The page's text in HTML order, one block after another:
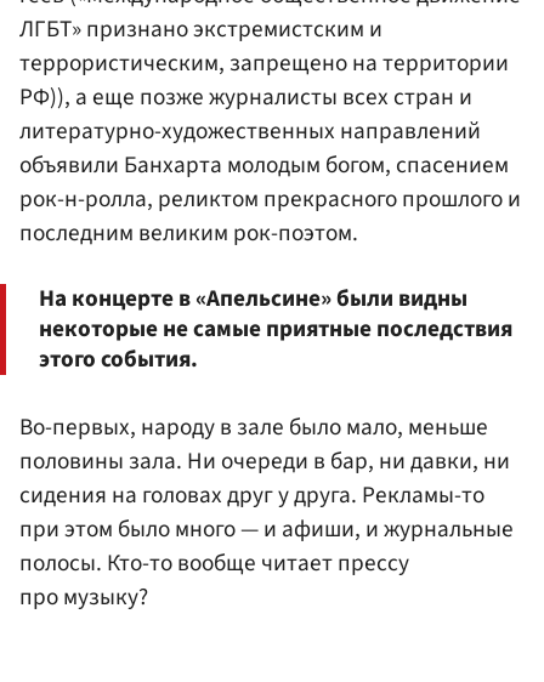
ЛГБТ» признано экстремистским и
террористическим, запрещено на территории
РФ)), а еще позже журналисты всех стран и
литературно-художественных направлений
объявили Банхарта молодым богом, спасением
рок-н-ролла, реликтом прекрасного прошлого и
последним великим рок-поэтом.
На концерте в «Апельсине» были видны
некоторые не самые приятные последствия
этого события.
Во-первых, народу в зале было мало, меньше
половины зала. Ни очереди в бар, ни давки, ни
сидения на головах друг у друга. Рекламы-то
при этом было много — и афиши, и журнальные
полосы. Кто-то вообще читает прессу
про музыку?